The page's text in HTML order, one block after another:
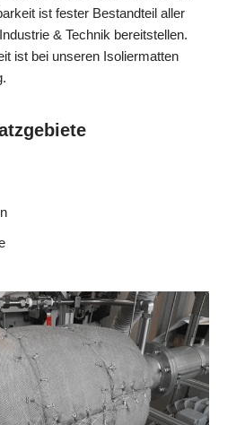
ist fester Bestandteil aller
& Technik bereitstellen.
ist bei unseren Isoliermatten